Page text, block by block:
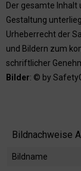
Der gesamte Inhalt
Gestaltung
Urheberrecht der
und Bildern zum
schriftlicher
Bilder: © by
Bildnachweise
Bildname